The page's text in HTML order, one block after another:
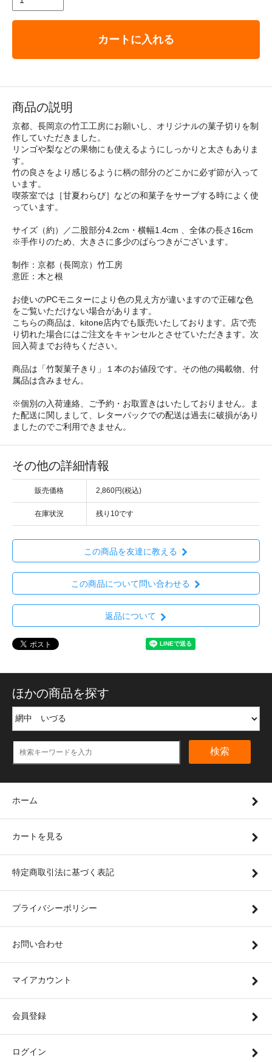
カートに入れる
商品の説明
京都、長岡京の竹工工房にお願いし、オリジナルの菓子切りを制
作していただきました。
リンゴや梨などの果物にも使えるようにしっかりと太さもありま
す。
竹の良さをより感じるように柄の部分のどこかに必ず節が入って
います。
喫茶室では［甘夏わらび］などの和菓子をサーブする時によく使
っています。
サイズ（約）／二股部分4.2cm・横幅1.4cm 、全体の長さ16cm
※手作りのため、大きさに多少のばらつきがございます。
制作：京都（長岡京）竹工房
意匠：木と根
お使いのPCモニターにより色の見え方が違いますので正確な色
をご覧いただけない場合があります。
こちらの商品は、kitone店内でも販売いたしております。店で売
り切れた場合にはご注文をキャンセルとさせていただきます。次
回入荷までお待ちください。
商品は「竹製菓子きり」１本のお値段です。その他の掲載物、付
属品は含みません。
※個別の入荷連絡、ご予約・お取置きはいたしておりません。ま
た配送に関しまして、レターパックでの配送は過去に破損があり
ましたのでご利用できません。
その他の詳細情報
販売価格 2,860円(税込)
在庫状況 残り10です
この商品を友達に教える
この商品について問い合わせる
返品について
ほかの商品を探す
検索
ホーム
カートを見る
特定商取引法に基づく表記
プライバシーポリシー
お問い合わせ
マイアカウント
会員登録
ログイン